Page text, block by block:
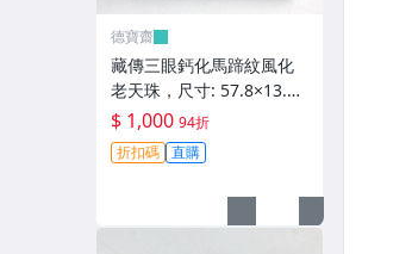
德寶齋
藏傳三眼鈣化馬蹄紋風化
老天珠，尺寸: 57.8×13.3
左右，材質：瑪瑙，玉
髓， 天珠 瑪瑙 硃砂【德寶
齋】407
$ 1,000 94折
折扣碼 直購